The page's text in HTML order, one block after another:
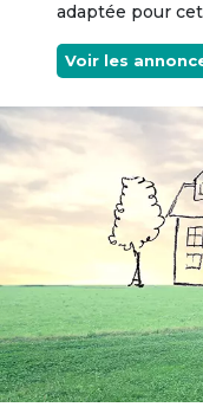
adaptée pour
Voir les